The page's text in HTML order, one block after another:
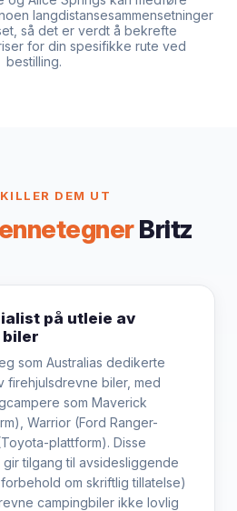
langdistansesammensetninger
så det er verdt å bekrefte
for din spesifikke rute ved
bestilling.
DEM UT
Britz
på utleie av
som Australias dedikerte
firehjulsdrevne biler, med
som Maverick
Warrior (Ford Ranger-
plattform). Disse
tilgang til avsidesliggende
om skriftlig tillatelse)
campingbiler ikke lovlig